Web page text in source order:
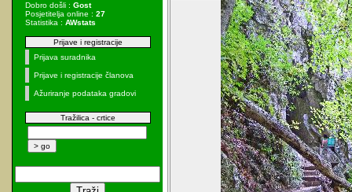
Dobro došli : Gost
Posjetitelja online : 27
Statistika : AWstats
Prijave i registracije
Prijava suradnika
Prijave i registracije članova
Ažuriranje podataka gradovi
Tražilica - crtice